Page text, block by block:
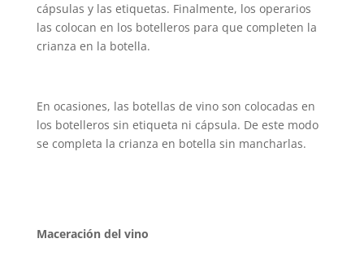
cápsulas y las etiquetas. Finalmente, los operarios
las colocan en los botelleros para que completen la
crianza en la botella.
En ocasiones, las botellas de vino son colocadas en
los botelleros sin etiqueta ni cápsula. De este modo
se completa la crianza en botella sin mancharlas.
Maceración del vino